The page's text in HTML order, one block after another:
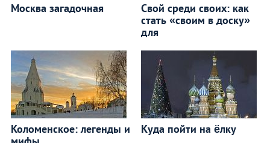
Москва загадочная
Свой среди своих: как
стать «своим в доску»
для
Коломенское: легенды и
Куда пойти на ёлку